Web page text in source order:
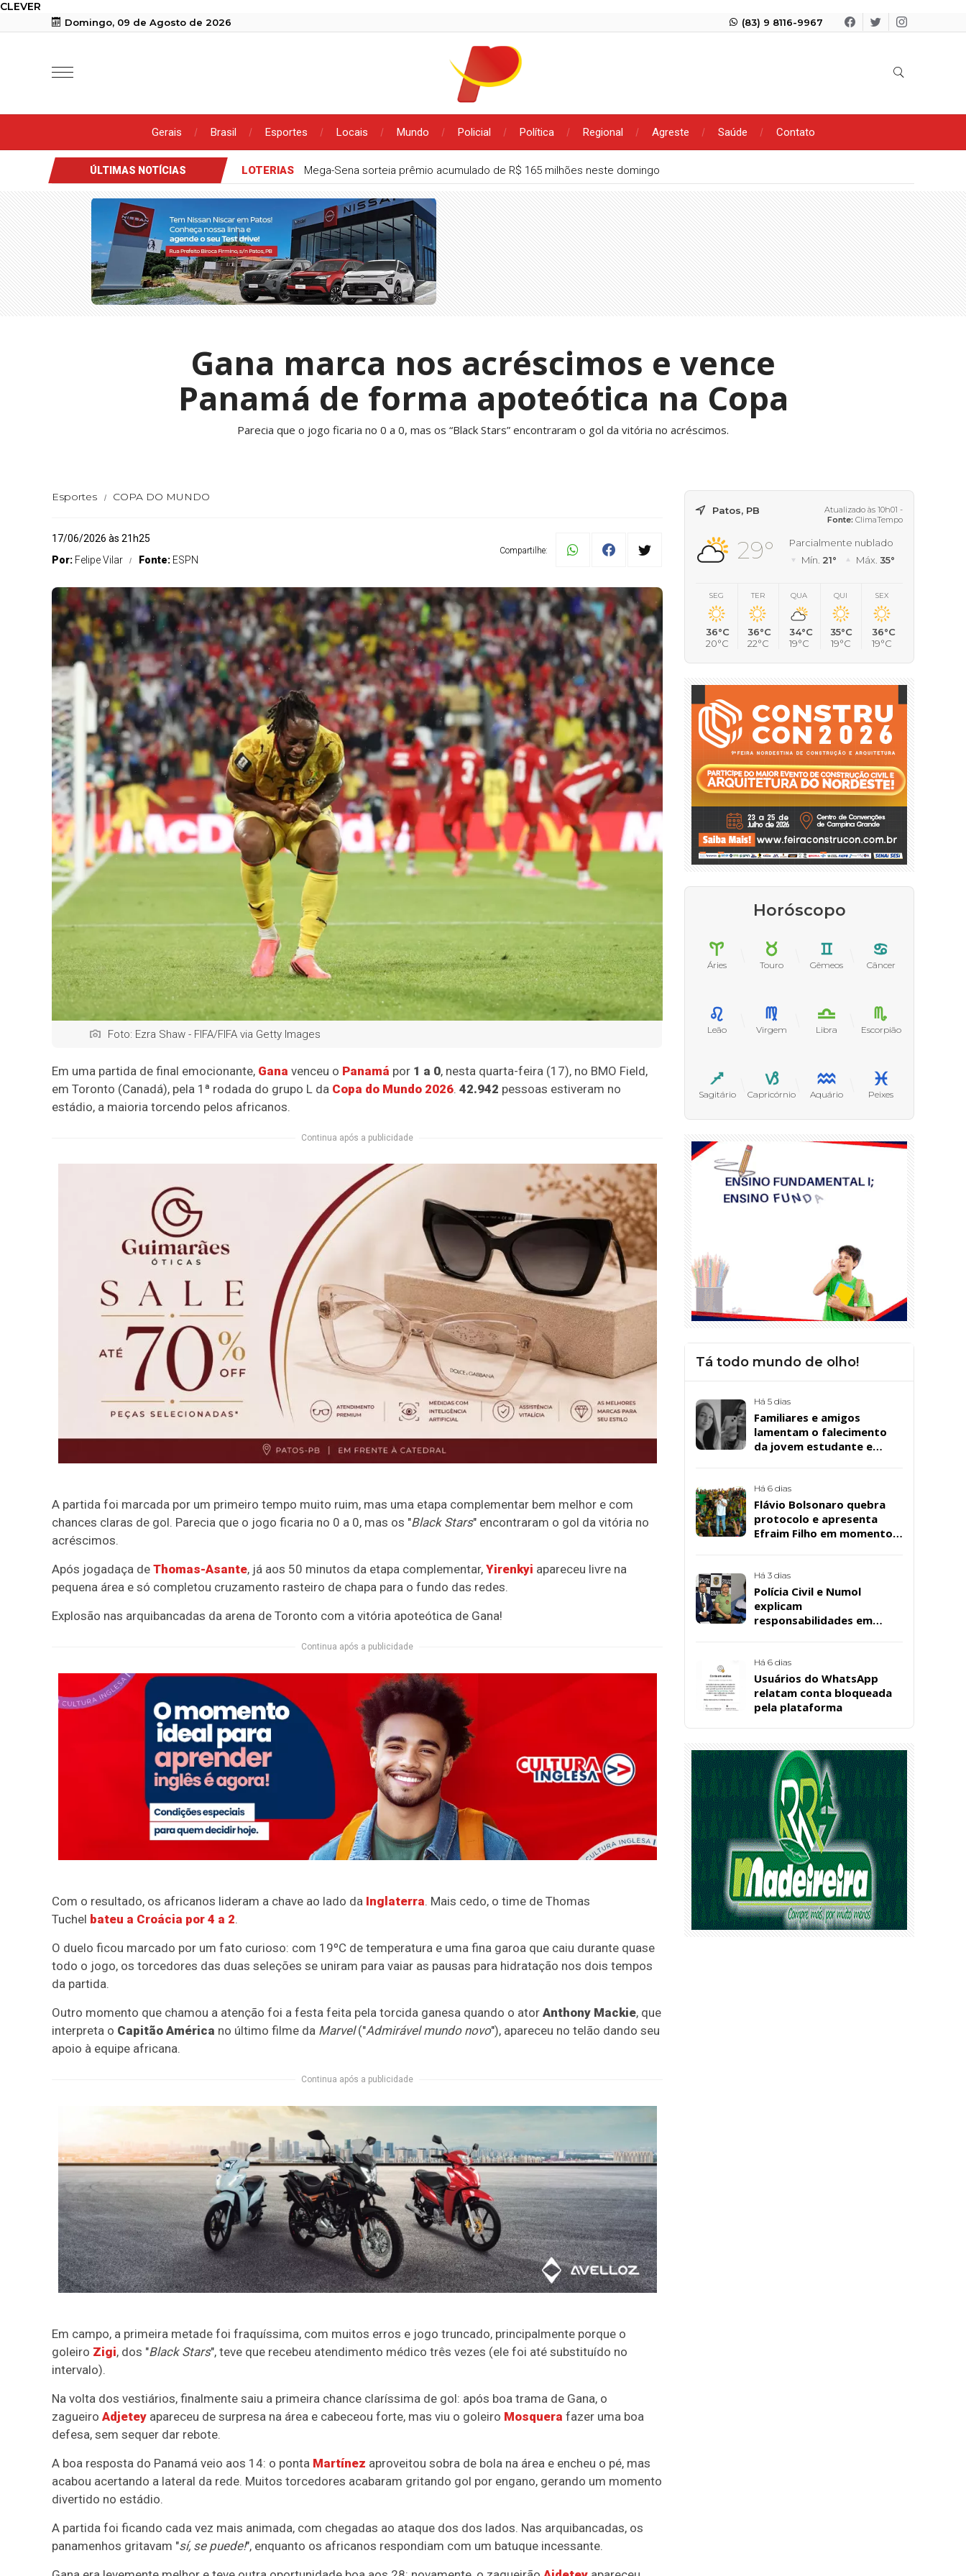
CLEVER
Domingo, 09 de Agosto de 2026 (83) 9 8116-9967
Gerais Brasil Esportes Locais Mundo Policial Política Regional Agreste Saúde Contato
ÚLTIMAS NOTÍCIAS LOTERIAS Mega-Sena sorteia prêmio acumulado de R$ 165 milhões neste domingo
Gana marca nos acréscimos e vence
Panamá de forma apoteótica na Copa
Parecia que o jogo ficaria no 0 a 0, mas os “Black Stars” encontraram o gol da vitória no acréscimos.
Esportes COPA DO MUNDO
17/06/2026 às 21h25
Por: Felipe Vilar Fonte: ESPN
Compartilhe:
Foto: Ezra Shaw - FIFA/FIFA via Getty Images
Em uma partida de final emocionante, Gana venceu o Panamá por 1 a 0, nesta quarta-feira (17), no BMO Field,
em Toronto (Canadá), pela 1ª rodada do grupo L da Copa do Mundo 2026. 42.942 pessoas estiveram no
estádio, a maioria torcendo pelos africanos.
Continua após a publicidade
A partida foi marcada por um primeiro tempo muito ruim, mas uma etapa complementar bem melhor e com
chances claras de gol. Parecia que o jogo ficaria no 0 a 0, mas os "Black Stars" encontraram o gol da vitória no
acréscimos.
Após jogadaça de Thomas-Asante, já aos 50 minutos da etapa complementar, Yirenkyi apareceu livre na
pequena área e só completou cruzamento rasteiro de chapa para o fundo das redes.
Explosão nas arquibancadas da arena de Toronto com a vitória apoteótica de Gana!
Continua após a publicidade
Com o resultado, os africanos lideram a chave ao lado da Inglaterra. Mais cedo, o time de Thomas
Tuchel bateu a Croácia por 4 a 2.
O duelo ficou marcado por um fato curioso: com 19ºC de temperatura e uma fina garoa que caiu durante quase
todo o jogo, os torcedores das duas seleções se uniram para vaiar as pausas para hidratação nos dois tempos
da partida.
Outro momento que chamou a atenção foi a festa feita pela torcida ganesa quando o ator Anthony Mackie, que
interpreta o Capitão América no último filme da Marvel("Admirável mundo novo"), apareceu no telão dando seu
apoio à equipe africana.
Continua após a publicidade
Em campo, a primeira metade foi fraquíssima, com muitos erros e jogo truncado, principalmente porque o
goleiro Zigi, dos "Black Stars", teve que recebeu atendimento médico três vezes (ele foi até substituído no
intervalo).
Na volta dos vestiários, finalmente saiu a primeira chance claríssima de gol: após boa trama de Gana, o
zagueiro Adjetey apareceu de surpresa na área e cabeceou forte, mas viu o goleiro Mosquera fazer uma boa
defesa, sem sequer dar rebote.
A boa resposta do Panamá veio aos 14: o ponta Martínez aproveitou sobra de bola na área e encheu o pé, mas
acabou acertando a lateral da rede. Muitos torcedores acabaram gritando gol por engano, gerando um momento
divertido no estádio.
A partida foi ficando cada vez mais animada, com chegadas ao ataque dos dos lados. Nas arquibancadas, os
panamenhos gritavam "sí, se puede!", enquanto os africanos respondiam com um batuque incessante.
Patos, PB
Atualizado às 10h01 -
Fonte: ClimaTempo
29°
Parcialmente nublado
Mín. 21° Máx. 35°
SEG
36°C
20°C
TER
36°C
22°C
QUA
34°C
19°C
QUI
35°C
19°C
SEX
36°C
19°C
Horóscopo
Áries Touro Gêmeos Câncer
Leão Virgem Libra Escorpião
Sagitário Capricórnio Aquário Peixes
Tá todo mundo de olho!
Há 5 dias
Familiares e amigos
lamentam o falecimento
da jovem estudante e
Santos, em Patos
Há 6 dias
Flávio Bolsonaro quebra
protocolo e apresenta
Efraim Filho em momento
Há 3 dias
Polícia Civil e Numol
explicam
responsabilidades em
encontrado em residência,
em Patos
Há 6 dias
Usuários do WhatsApp
relatam conta bloqueada
pela plataforma